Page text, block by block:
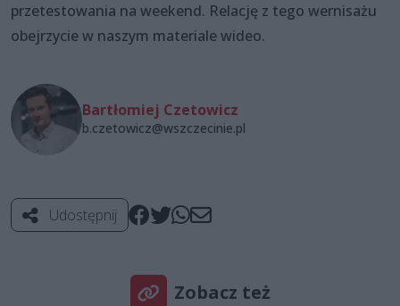
przetestowania na weekend. Relację z tego wernisażu
obejrzycie w naszym materiale wideo.
Bartłomiej Czetowicz
b.czetowicz@wszczecinie.pl
Udostępnij
Zobacz też